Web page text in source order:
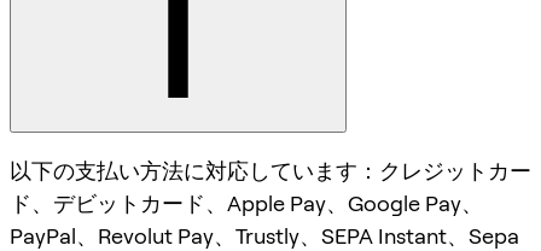
以下の支払い方法に対応しています：クレジットカー
ド、デビットカード、Apple Pay、Google Pay、
PayPal、Revolut Pay、Trustly、SEPA Instant、Sepa